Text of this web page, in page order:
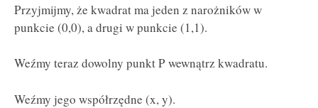
Przyjmijmy, że kwadrat ma jeden z narożników w
punkcie (0,0), a drugi w punkcie (1,1).
Weźmy teraz dowolny punkt P wewnątrz kwadratu.
Weźmy jego współrzędne (x, y).